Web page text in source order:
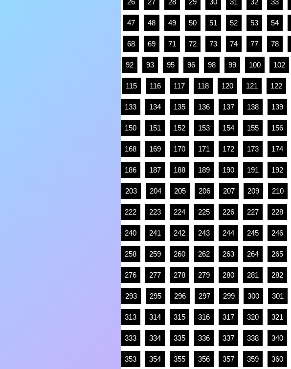
26 27 28 29 30 31 32 33
47 48 49 50 51 52 53 54
68 69 71 72 73 74 77 78
92 93 95 96 98 99 100 102
115 116 117 118 120 121 122
133 134 135 136 137 138 139
150 151 152 153 154 155 156
168 169 170 171 172 173 174
186 187 188 189 190 191 192
203 204 205 206 207 209 210
222 223 224 225 226 227 228
240 241 242 243 244 245 246
258 259 260 262 263 264 265
276 277 278 279 280 281 282
293 295 296 297 299 300 301
313 314 315 316 317 320 321
333 334 335 336 337 338 340
353 354 355 356 357 359 360